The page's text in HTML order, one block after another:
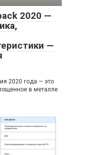
2020 —
—
2020 года — это
в металле